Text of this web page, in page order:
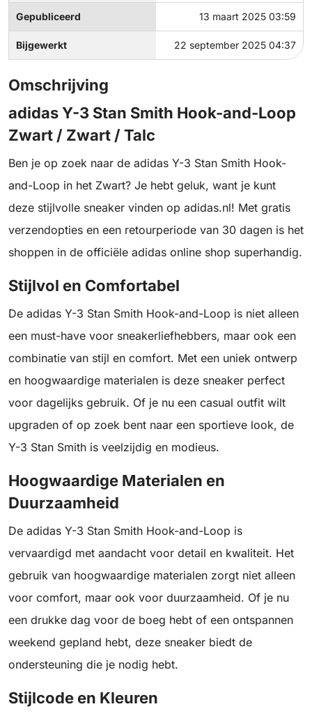
Gepubliceerd 13 maart 2025 03:59
Bijgewerkt 22 september 2025 04:37
Omschrijving
adidas Y-3 Stan Smith Hook-and-Loop
Zwart / Zwart / Talc
Ben je op zoek naar de adidas Y-3 Stan Smith Hook-
and-Loop in het Zwart? Je hebt geluk, want je kunt
deze stijlvolle sneaker vinden op adidas.nl! Met gratis
verzendopties en een retourperiode van 30 dagen is het
shoppen in de officiële adidas online shop superhandig.
Stijlvol en Comfortabel
De adidas Y-3 Stan Smith Hook-and-Loop is niet alleen
een must-have voor sneakerliefhebbers, maar ook een
combinatie van stijl en comfort. Met een uniek ontwerp
en hoogwaardige materialen is deze sneaker perfect
voor dagelijks gebruik. Of je nu een casual outfit wilt
upgraden of op zoek bent naar een sportieve look, de
Y-3 Stan Smith is veelzijdig en modieus.
Hoogwaardige Materialen en
Duurzaamheid
De adidas Y-3 Stan Smith Hook-and-Loop is
vervaardigd met aandacht voor detail en kwaliteit. Het
gebruik van hoogwaardige materialen zorgt niet alleen
voor comfort, maar ook voor duurzaamheid. Of je nu
een drukke dag voor de boeg hebt of een ontspannen
weekend gepland hebt, deze sneaker biedt de
ondersteuning die je nodig hebt.
Stijlcode en Kleuren